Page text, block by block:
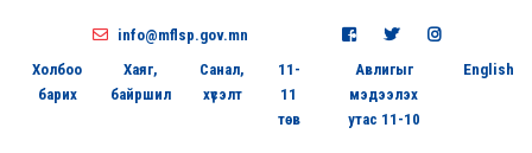
info@mflsp.gov.mn
Холбоо
барих
Хаяг,
байршил
Санал,
хүсэлт
11-
11
төв
Авлигыг
мэдээлэх
утас 11-10
English